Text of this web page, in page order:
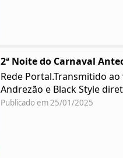
2ª Noite do Carnaval
Rede Portal.Transmitido ao
Andrezão e Black Style
Publicado em 25/01/2025